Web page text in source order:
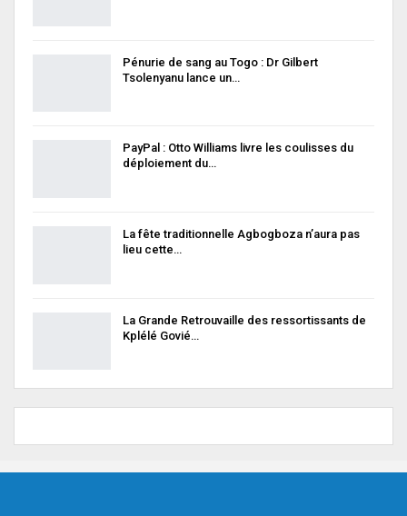
Pénurie de sang au Togo : Dr Gilbert
Tsolenyanu lance un…
PayPal : Otto Williams livre les coulisses du
déploiement du…
La fête traditionnelle Agbogboza n’aura pas
lieu cette…
La Grande Retrouvaille des ressortissants de
Kplélé Govié…